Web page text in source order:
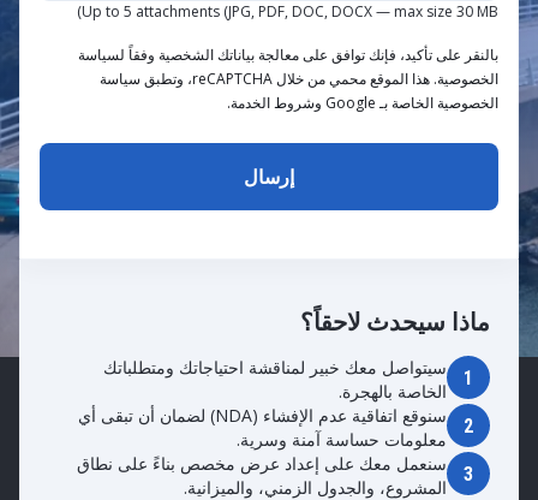
ماذا سيحدث لاحقاً؟
1
سيتواصل معك خبير لمناقشة احتياجاتك ومتطلباتك
الخاصة بالهجرة.
2
سنوقع اتفاقية عدم الإفشاء (NDA) لضمان أن تبقى أي
معلومات حساسة آمنة وسرية.
3
سنعمل معك على إعداد عرض مخصص بناءً على نطاق
المشروع، والجدول الزمني، والميزانية.
Up to 5 attachments (JPG, PDF, DOC, DOCX — max size 30 MB)
بالنقر على تأكيد، فإنك توافق على معالجة بياناتك الشخصية وفقاً لسياسة
الخصوصية. هذا الموقع محمي من خلال reCAPTCHA، وتطبق سياسة
الخصوصية الخاصة بـ Google وشروط الخدمة.